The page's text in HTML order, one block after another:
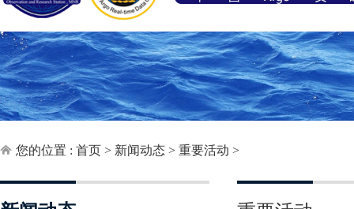
您的位置 : 首页 > 新闻动态 > 重要活动 >